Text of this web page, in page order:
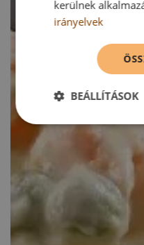
kerülnek
irányelvek
BEÁLLÍTÁSOK